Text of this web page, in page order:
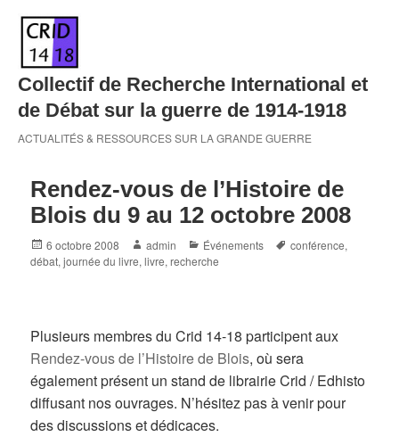
content
Collectif de Recherche International et
de Débat sur la guerre de 1914-1918
ACTUALITÉS & RESSOURCES SUR LA GRANDE GUERRE
Rendez-vous de l’Histoire de
Blois du 9 au 12 octobre 2008
Posted
on
6 octobre 2008 Author
admin Categories
Événements Tags
conférence,
débat,journée du livre,livre,recherche
Plusieurs membres du Crid 14-18 participent aux
Rendez-vous de l’Histoire de Blois, où sera
également présent un stand de librairie Crid / Edhisto
diffusant nos ouvrages. N’hésitez pas à venir pour
des discussions et dédicaces.